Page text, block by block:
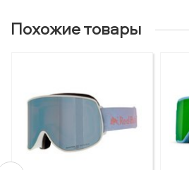
Похожие товары